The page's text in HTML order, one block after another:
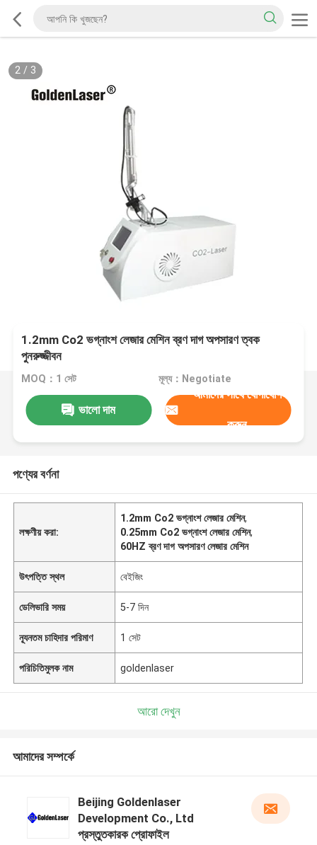
2/ 3
1.2mm Co2 ভগ্নাংশ লেজার মেশিন ব্রণ দাগ অপসারণ ত্বক
পুনরুজ্জীবন
MOQ：1 সেট মূল্য：Negotiate
ভালো দাম
আমাদের সাথে যোগাযোগ
করুন
পণ্যের বর্ণনা
লক্ষণীয় করা:
1.2mm Co2 ভগ্নাংশ লেজার মেশিন,
0.25mm Co2 ভগ্নাংশ লেজার মেশিন,
60HZ ব্রণ দাগ অপসারণ লেজার মেশিন
উৎপত্তি স্থল বেইজিং
ডেলিভারি সময় 5-7 দিন
ন্যূনতম চাহিদার পরিমাণ 1 সেট
পরিচিতিমুলক নাম goldenlaser
আরো দেখুন
আমাদের সম্পর্কে
Beijing Goldenlaser
Development Co., Ltd
প্রস্তুতকারক প্রোফাইল